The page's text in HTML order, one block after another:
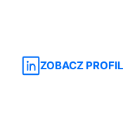
ZOBACZ